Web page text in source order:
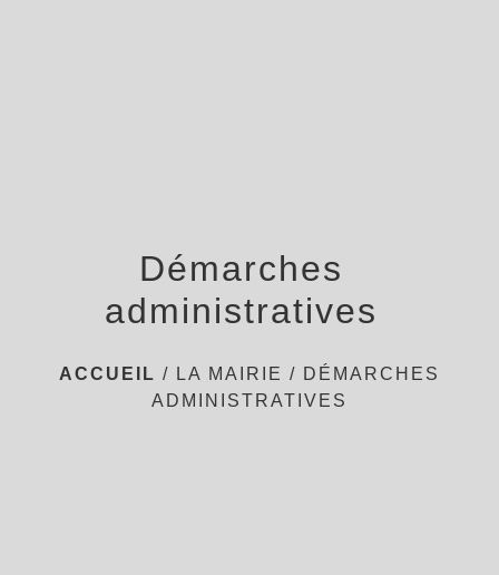
Démarches
administratives
ACCUEIL / LA MAIRIE / DÉMARCHES
ADMINISTRATIVES